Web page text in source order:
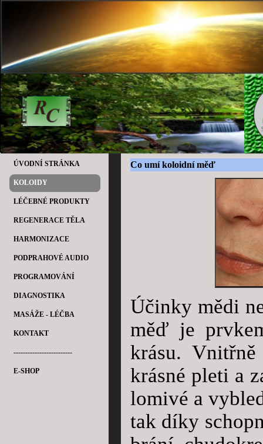
ÚVODNÍ STRÁNKA
KOLOIDY
LÉČEBNÉ PRODUKTY
REGENERACE TĚLA
HARMONIZACE
PODPRAHOVÉ AUDIO
PROGRAMOVÁNÍ
DIAGNOSTIKA
MASÁŽE - LÉČBA
KONTAKT
-------------------------
E-SHOP
Co umí koloidní měď
Účinky mědi
měď je
krásu.
krásné pleti a
lomivé a
tak díky